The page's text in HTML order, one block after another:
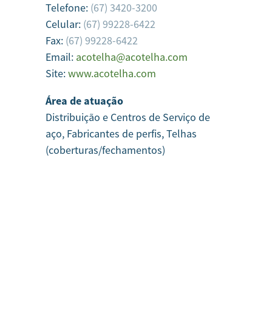
Telefone: (67) 3420-3200
Celular: (67) 99228-6422
Fax: (67) 99228-6422
Email: acotelha@acotelha.com
Site:www.acotelha.com
Área de atuação
Distribuição e Centros de Serviço de
aço, Fabricantes de perfis, Telhas
(coberturas/fechamentos)